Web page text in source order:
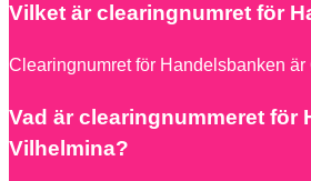
Vilket är clearingnumret för
Clearingnumret för Handelsbanken är
Vad är clearingnummeret för
Vilhelmina?